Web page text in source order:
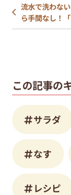
流水で洗わな
ら手間なし！
この記事の
サラダ
なす
レシピ